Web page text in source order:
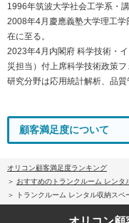
1996年筑波大学社会工学系・
2008年4月慶應義塾大学理工
在に至る。
2023年4月内閣府 科学技術・
災担当）付上席科学技術政策フ
研究分野は応用統計解析、品質
顧客満足度について
オリコン顧客満足度ランキング
おすすめのトランクルーム レンタ
トランクルーム レンタル収納ス